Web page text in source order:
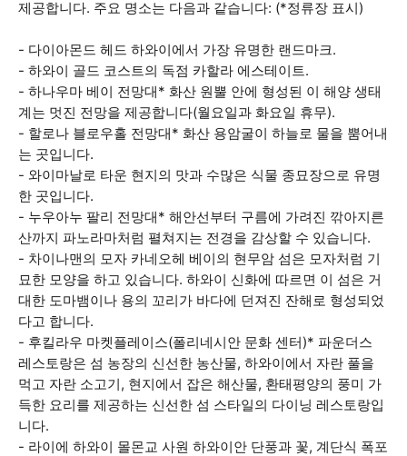
제공합니다. 주요 명소는 다음과 같습니다: (*정류장 표시)
- 다이아몬드 헤드 하와이에서 가장 유명한 랜드마크.
- 하와이 골드 코스트의 독점 카할라 에스테이트.
- 하나우마 베이 전망대* 화산 원뿔 안에 형성된 이 해양 생태
계는 멋진 전망을 제공합니다(월요일과 화요일 휴무).
- 할로나 블로우홀 전망대* 화산 용암굴이 하늘로 물을 뿜어내
는 곳입니다.
- 와이마날로 타운 현지의 맛과 수많은 식물 종묘장으로 유명
한 곳입니다.
- 누우아누 팔리 전망대* 해안선부터 구름에 가려진 깎아지른
산까지 파노라마처럼 펼쳐지는 전경을 감상할 수 있습니다.
- 차이나맨의 모자 카네오헤 베이의 현무암 섬은 모자처럼 기
묘한 모양을 하고 있습니다. 하와이 신화에 따르면 이 섬은 거
대한 도마뱀이나 용의 꼬리가 바다에 던져진 잔해로 형성되었
다고 합니다.
- 후킬라우 마켓플레이스(폴리네시안 문화 센터)* 파운더스
레스토랑은 섬 농장의 신선한 농산물, 하와이에서 자란 풀을
먹고 자란 소고기, 현지에서 잡은 해산물, 환태평양의 풍미 가
득한 요리를 제공하는 신선한 섬 스타일의 다이닝 레스토랑입
니다.
- 라이에 하와이 몰몬교 사원 하와이안 단풍과 꽃, 계단식 폭포